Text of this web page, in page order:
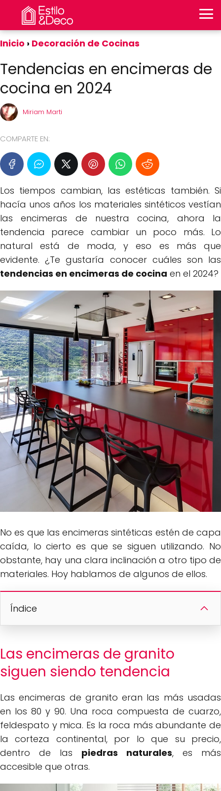
Inicio Decoración de Cocinas
Tendencias en encimeras de
cocina en 2024
Miriam Marti
COMPARTE EN:
Los tiempos cambian, las estéticas también. Si
hacía unos años los materiales sintéticos vestían
las encimeras de nuestra cocina, ahora la
tendencia parece cambiar un poco más. Lo
natural está de moda, y eso es más que
evidente. ¿Te gustaría conocer cuáles son las
tendencias en encimeras de cocina en el 2024?
No es que las encimeras sintéticas estén de capa
caída, lo cierto es que se siguen utilizando. No
obstante, hay una clara inclinación a otro tipo de
materiales. Hoy hablamos de algunos de ellos.
Índice
Las encimeras de granito
siguen siendo tendencia
Las encimeras de granito eran las más usadas
en los 80 y 90. Una roca compuesta de cuarzo,
feldespato y mica. Es la roca más abundante de
la corteza continental, por lo que su precio,
dentro de las piedras naturales, es más
accesible que otras.